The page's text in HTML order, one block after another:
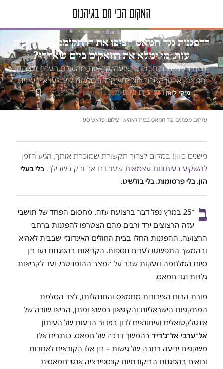
טור דעה
ההפגנות נגד חמאס הציפו את ההתקוממות ברחובות
עזה. מי ימלא את הוואקום ביום שאחרי?
נוכח הפגנות נרחבות ברצועה וקריאות מהעולם הערבי לפירוק
חמאס, ארגון הטרור מוכרח לקבל החלטות שיכריעו את עתידו
מיקי לוזון·המקום הכי חם בגיהנום·
11.06.2025
·זמן קריאה 18 דק׳
עזתים מפגינים נגד חמאס בבית לאהיא | צילום: פלאש 90
משנים כיוון! במקום לצרוך תקשורת שמוכרת אותך, הגיע הזמן
להשקיע בעיתונות עצמאית שעובדת אך ורק בשבילך. בלי בעלי
הון. בלי פרסומות. בלי בולשיט.
ב
־25 במרץ נפל דבר ברצועת עזה. מחסום הפחד של תושבי
עזה הרצוצים ירד ורבים מהם הצטרפו להפגנות ברחבי
הרצועה. ההפגנות החלו בבית החולים האינדונזי שבבית לאהיא
ובהמשך התפשטו לערים נוספות. הקריאות בהפגנות נעו בין
סיום המלחמה וזעקות שבר על המצב ההומניטרי, ועד לקריאות
גלויות נגד חמאס.
מורת הרוח הציבורית מחמאס והתנהלותו, לצד הסלמת
המתקפות הישראליות והקיפאון במשא ומתן, הביאו שורה של
אינטלקטואלים ועיתונאים לדון במדור הדעות של העיתון
אל־ערבי אל־ג'דיד בהמשך דרכה של חמאס. כותבים אלו
משקפים יריעה רחבה של גישות – בין אלו הקוראים לאחדות
ורואים בהפגנות הביקורתיות קונספירציה אנטי־חמאסית